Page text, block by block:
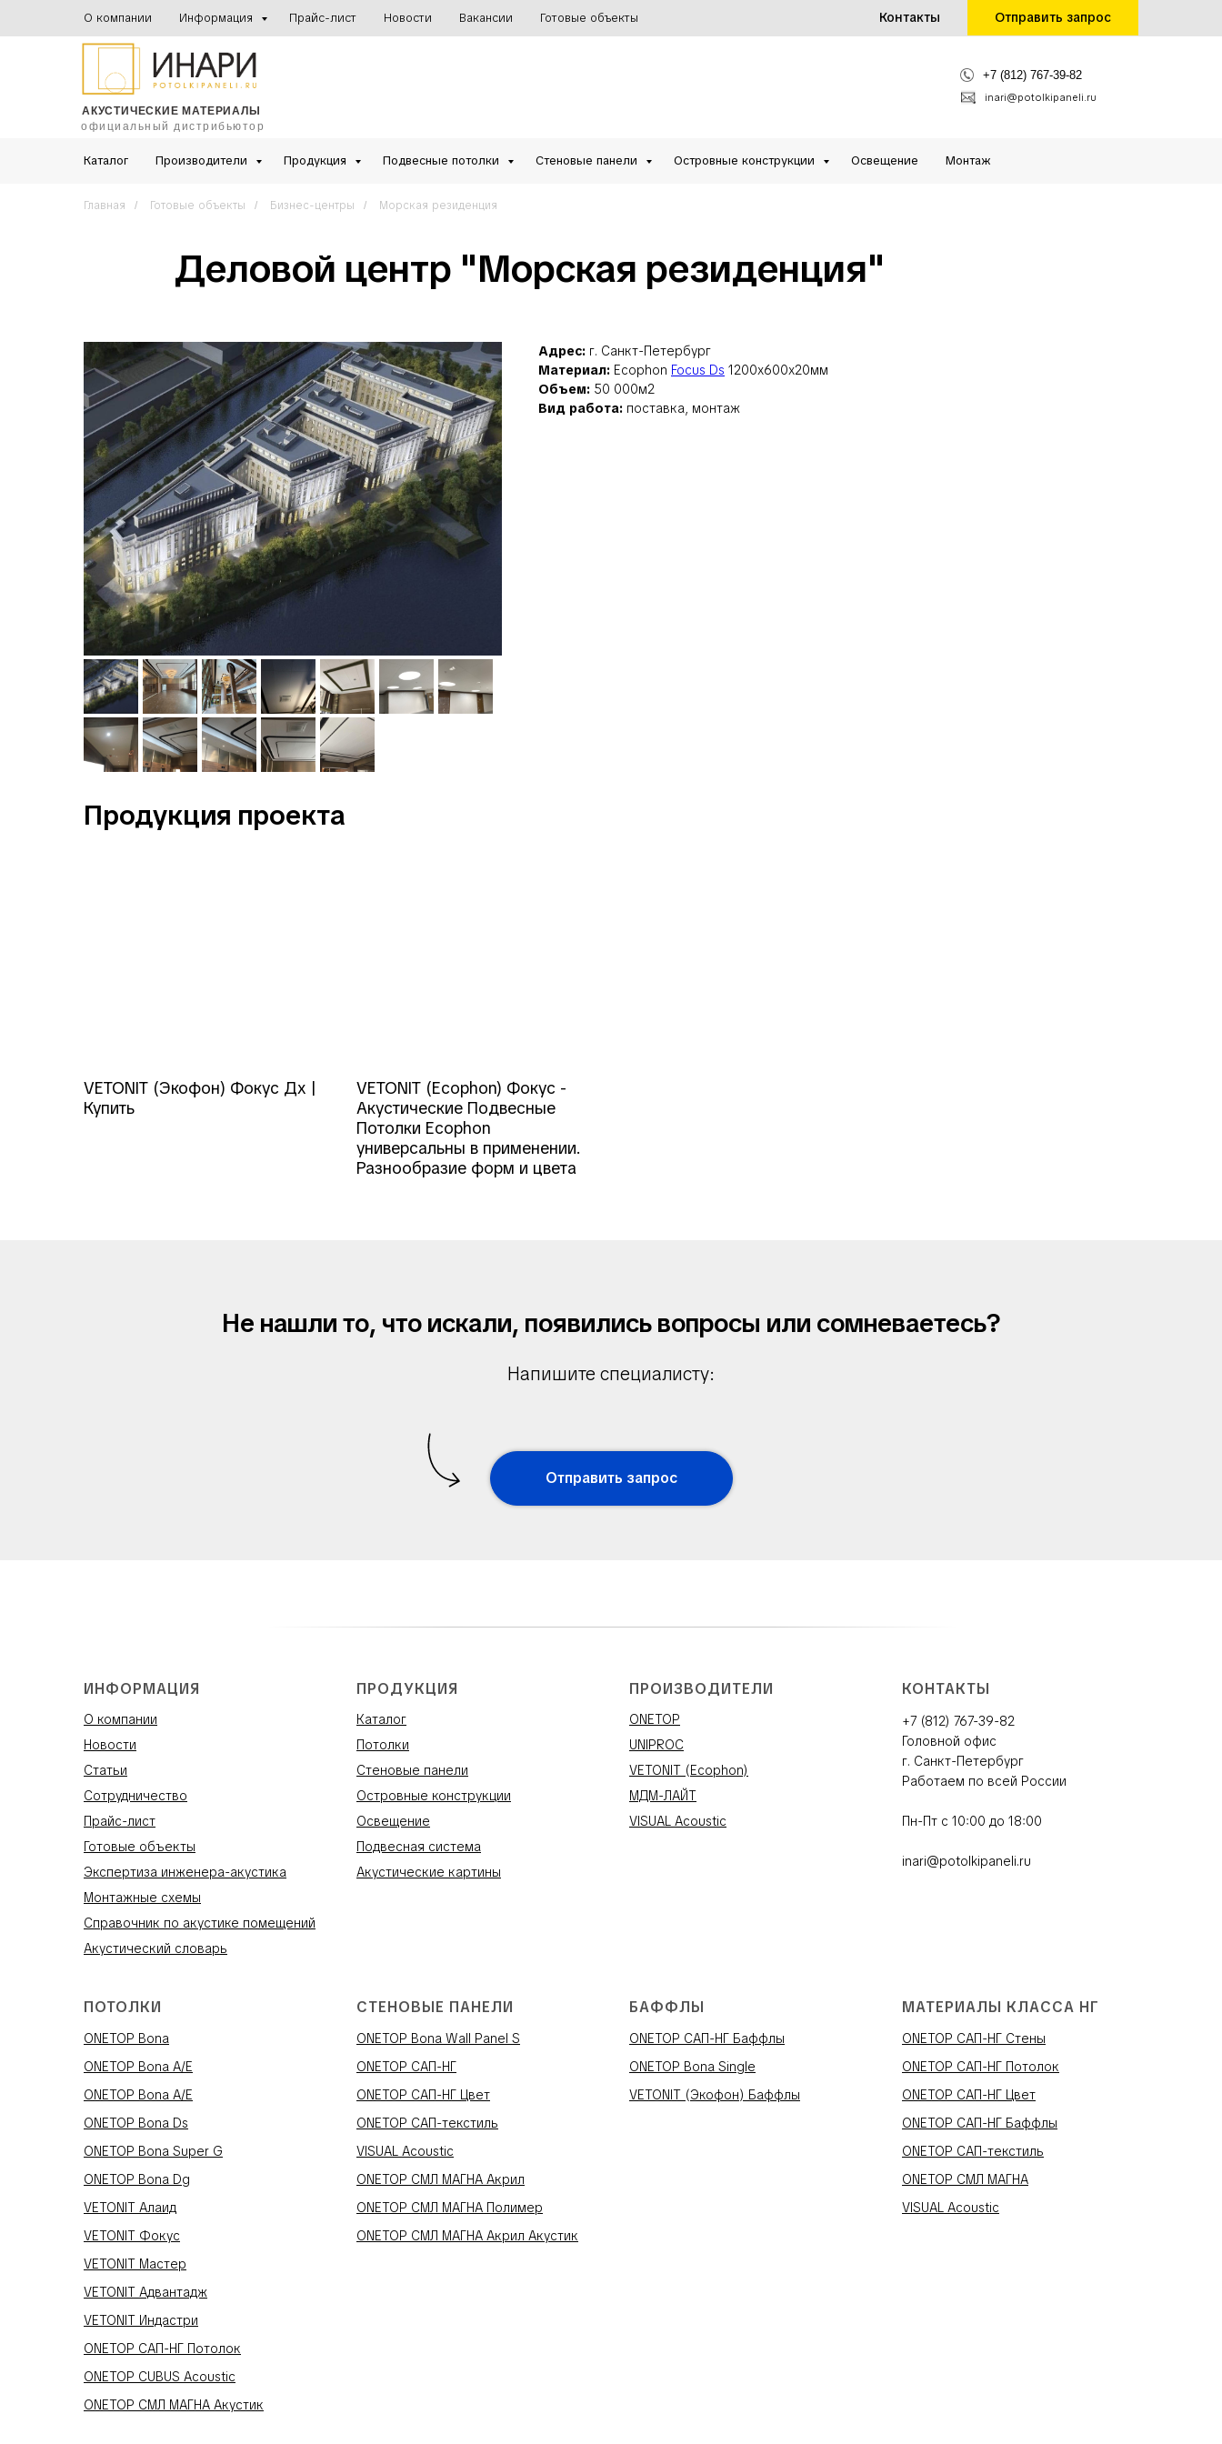
О компании Информация Прайс-лист Новости Вакансии Готовые объекты Контакты Отправить запрос
АКУСТИЧЕСКИЕ МАТЕРИАЛЫ
официальный дистрибьютор
inari@potolkipaneli.ru
+7 (812) 767-39-82
Каталог Производители Продукция Подвесные потолки Стеновые панели Островные конструкции Освещение Монтаж
Главная / Готовые объекты / Бизнес-центры / Морская резиденция
Деловой центр "Морская резиденция"
Адрес: г. Санкт-Петербург
Материал: Ecophon Focus Ds 1200x600x20мм
Объем: 50 000м2
Вид работа: поставка, монтаж
Продукция проекта
VETONIT (Экофон) Фокус Дх |
Купить
VETONIT (Ecophon) Фокус -
Акустические Подвесные
Потолки Ecophon
универсальны в применении.
Разнообразие форм и цвета
Не нашли то, что искали, появились вопросы или сомневаетесь?
Напишите специалисту:
Отправить запрос
ИНФОРМАЦИЯ
О компании
Новости
Статьи
Сотрудничество
Прайс-лист
Готовые объекты
Экспертиза инженера-акустика
Монтажные схемы
Справочник по акустике помещений
Акустический словарь
ПРОДУКЦИЯ
Каталог
Потолки
Стеновые панели
Островные конструкции
Освещение
Подвесная система
Акустические картины
ПРОИЗВОДИТЕЛИ
ONETOP
UNIPROC
VETONIT (Ecophon)
МДМ-ЛАЙТ
VISUAL Acoustic
КОНТАКТЫ
+7 (812) 767-39-82
Головной офис
г. Санкт-Петербург
Работаем по всей России
Пн-Пт с 10:00 до 18:00
inari@potolkipaneli.ru
ПОТОЛКИ
ONETOP Bona
ONETOP Bona A/E
ONETOP Bona A/E
ONETOP Bona Ds
ONETOP Bona Super G
ONETOP Bona Dg
VETONIT Алаид
VETONIT Фокус
VETONIT Мастер
VETONIT Адвантадж
VETONIT Индастри
ONETOP САП-НГ Потолок
ONETOP CUBUS Acoustic
ONETOP СМЛ МАГНА Акустик
СТЕНОВЫЕ ПАНЕЛИ
ONETOP Bona Wall Panel S
ONETOP САП-НГ
ONETOP САП-НГ Цвет
ONETOP САП-текстиль
VISUAL Acoustic
ONETOP СМЛ МАГНА Акрил
ONETOP СМЛ МАГНА Полимер
ONETOP СМЛ МАГНА Акрил Акустик
БАФФЛЫ
ONETOP САП-НГ Баффлы
ONETOP Bona Single
VETONIT (Экофон) Баффлы
МАТЕРИАЛЫ КЛАССА НГ
ONETOP САП-НГ Стены
ONETOP САП-НГ Потолок
ONETOP САП-НГ Цвет
ONETOP САП-НГ Баффлы
ONETOP САП-текстиль
ONETOP СМЛ МАГНА
VISUAL Acoustic